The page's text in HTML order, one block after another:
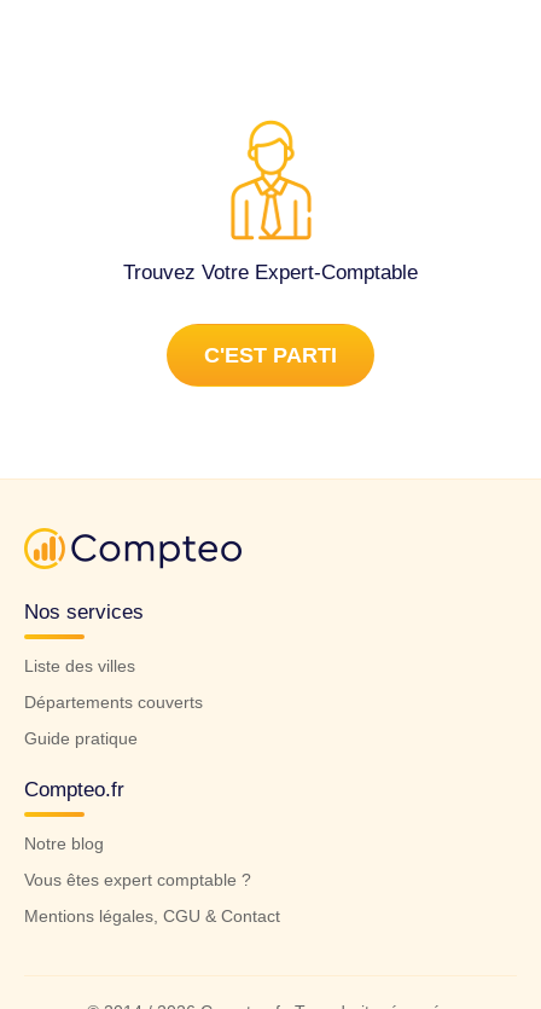
Trouvez Votre Expert-Comptable
C'EST PARTI
Nos services
Liste des villes
Départements couverts
Guide pratique
Compteo.fr
Notre blog
Vous êtes expert comptable ?
Mentions légales, CGU & Contact